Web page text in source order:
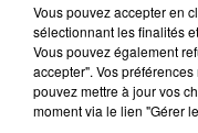
Jeux
Vous pouvez accepter en
sélectionnant les finalités
Vous pouvez également
accepter". Vos
pouvez mettre à jour vos
moment via le lien "Gérer